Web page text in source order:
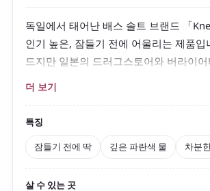
독일에서 태어난 배스 솔트 브랜드 「
인기 높은, 잠들기 전에 어울리는 제품입
드지만 일본의 드러그스토어와 버라이
도 오랫동안 상위에 올라 있습니다.
「Gute Nacht」는 독일어로 「잘 자요」
배합된홉과 발레리안은 유럽에서 예부
허브」로 친숙한 식물입니다.
천연 암염과 천연 허브 정유로 만들어,
더 보기
특징
잠들기 전에 딱
깊은 파란색 물 차분
살 수 있는 곳